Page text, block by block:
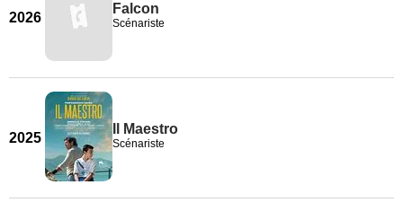
2026
Falcon
Scénariste
2025
Il Maestro
Scénariste